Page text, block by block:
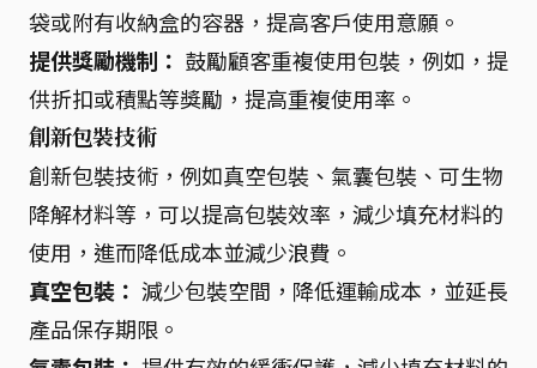
袋或附有收納盒的容器，提高客戶使用意願。
提供獎勵機制： 鼓勵顧客重複使用包裝，例如，提
供折扣或積點等獎勵，提高重複使用率。
創新包裝技術
創新包裝技術，例如真空包裝、氣囊包裝、可生物
降解材料等，可以提高包裝效率，減少填充材料的
使用，進而降低成本並減少浪費。
真空包裝： 減少包裝空間，降低運輸成本，並延長
產品保存期限。